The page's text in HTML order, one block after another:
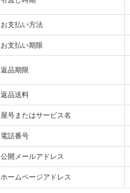
お支払い方法
お支払い期限
返品期限
返品送料
屋号またはサービス名
電話番号
公開メールアドレス
ホームページアドレス